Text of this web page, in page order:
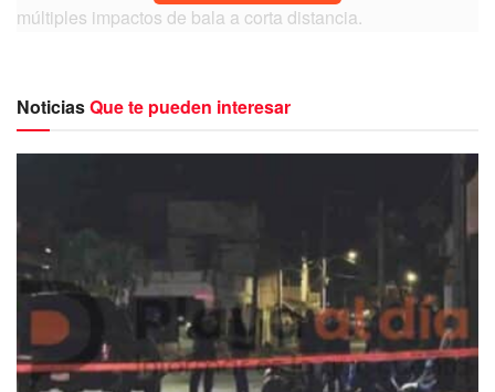
múltiples impactos de bala a corta distancia.
Al lugar de los hechos arribaron elementos de la Policía
Municipal y personal paramédico de la Cruz Roja, quienes
al momento de revisar a las victimas, confirmaron que ya
no contaban con signos vitales, por lo que solicitaron la
presencia de la Fiscalía General del Estado, quienes se
encargaron de la diligencias correspondientes y el
NoticiasQue te pueden interesar